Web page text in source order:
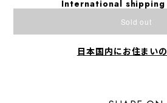
International
Sold out
日本国内にお住まい